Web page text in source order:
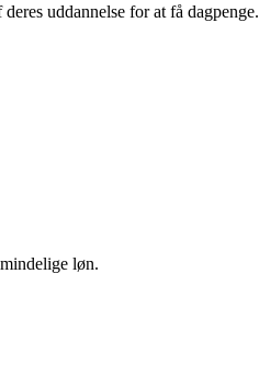
uddannelse for at få dagpenge.
løn.